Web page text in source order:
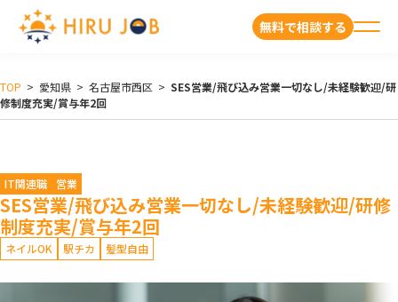
無料で相談する
TOP > 愛知県 > 名古屋市西区 > SES営業/飛び込み営業一切なし/未経験歓迎/研
修制度充実/賞与年2回
IT関連職 営業
SES営業/飛び込み営業一切なし/未経験歓迎/研修
制度充実/賞与年2回
ネイルOK 駅チカ 髪型自由